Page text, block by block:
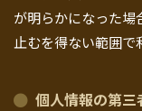
が明らかになった場
止むを得ない範囲で
個人情報の第三